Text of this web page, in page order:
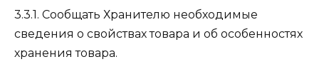
3.3.1. Сообщать Хранителю необходимые
сведения о свойствах товара и об особенностях
хранения товара.